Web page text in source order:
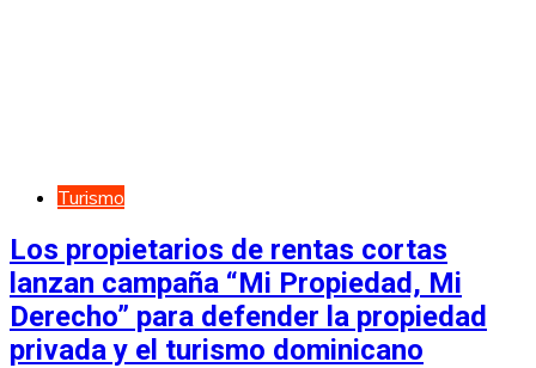
Turismo
Los propietarios de rentas cortas
lanzan campaña “Mi Propiedad, Mi
Derecho” para defender la propiedad
privada y el turismo dominicano